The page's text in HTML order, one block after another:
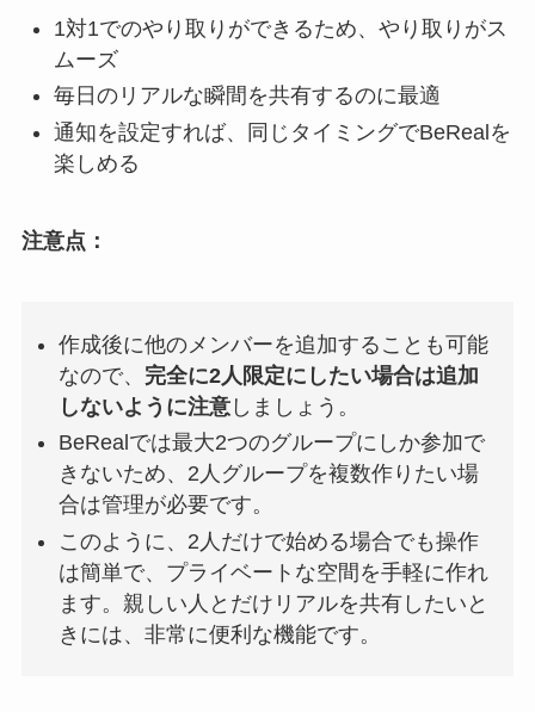
1対1でのやり取りができるため、やり取りがス
ムーズ
毎日のリアルな瞬間を共有するのに最適
通知を設定すれば、同じタイミングでBeRealを
楽しめる
注意点：
作成後に他のメンバーを追加することも可能
なので、 完全に2人限定にしたい場合は追加
しないように注意 しましょう。
BeRealでは最大2つのグループにしか参加で
きないため、2人グループを複数作りたい場
合は管理が必要です。
このように、2人だけで始める場合でも操作
は簡単で、プライベートな空間を手軽に作れ
ます。親しい人とだけリアルを共有したいと
きには、非常に便利な機能です。